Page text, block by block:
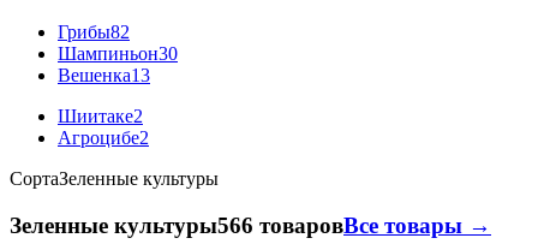
Грибы82
Шампиньон30
Вешенка13
Шиитаке2
Агроцибе2
СортаЗеленные культуры
Зеленные культуры566 товаровВсе товары →